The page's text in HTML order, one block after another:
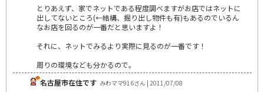
とりあえず、家でネットである程度調べますがお店ではネットに
出してないところ(←結構、掘り出し物件も有)もあるのでいるん
なお店を回るのが一番だと思いますよ！
それに、ネットでみるより実際に見るのが一番です！
周りの環境なども分かるので。
名古屋市在住です みわママ916さん | 2011/07/08